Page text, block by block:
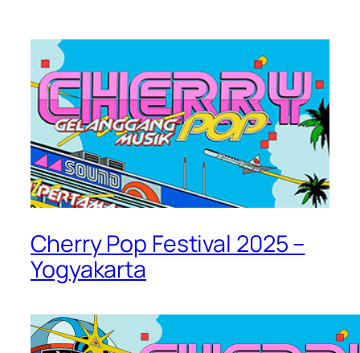
Cherry Pop Festival 2025 –
Yogyakarta